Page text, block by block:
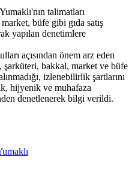
talimatları
büfe gibi gıda satış
yapılan denetimlere
açısından önem arz eden
şarküteri, bakkal, market ve büfe
izlenebilirlik şartlarını
hijyenik ve muhafaza
denetlenerek bilgi verildi.